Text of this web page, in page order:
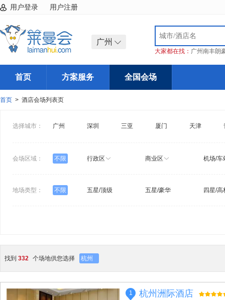
用户登录 用户注册
广州
大家都在找： 广州南丰朗
首页 方案服务 全国会场
首页 > 酒店会场列表页
选择城市： 广州 深圳 三亚 厦门 天津
会场区域： 不限 行政区 商业区 机场/车
地场类型： 不限 五星/顶级 五星/豪华 四星/高
找到 332 个场地供您选择 杭州
1 杭州洲际酒店